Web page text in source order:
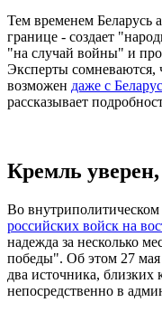
Тем временем Беларусь
границе - создает
"на случай войны" и
Эксперты сомневаются,
возможен даже с
рассказывает
Кремль
Во
российских войск на
надежда за несколько
победы". Об этом 27 мая
два источника,
непосредственно в